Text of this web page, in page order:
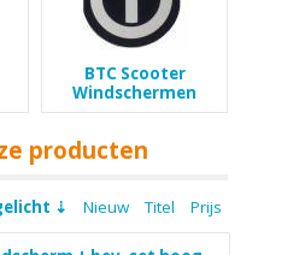
BTC Scooter
Windschermen
producten
Nieuw Titel Prijs